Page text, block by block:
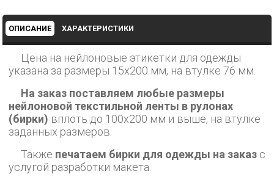
ОПИСАНИЕ ХАРАКТЕРИСТИКИ
Цена на нейлоновые этикетки для одежды
указана за размеры 15х200 мм, на втулке 76 мм.
На заказ поставляем любые размеры
нейлоновой текстильной ленты в рулонах
(бирки) вплоть до 100х200 мм и выше, на втулке
заданных размеров.
Также печатаем бирки для одежды на заказ с
услугой разработки макета.